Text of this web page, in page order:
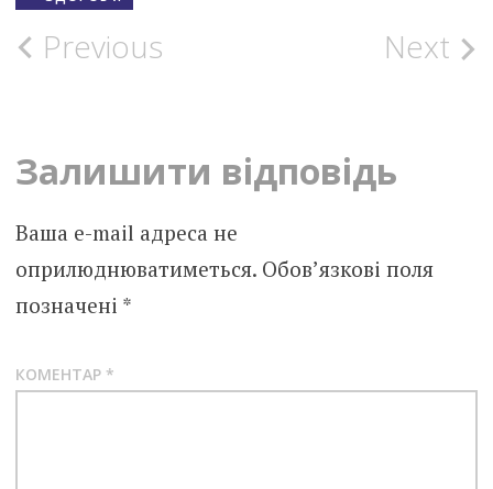
Post
Previous Next
Залишити відповідь
Ваша e-mail адреса не
оприлюднюватиметься. Обов’язкові поля
позначені *
КОМЕНТАР *